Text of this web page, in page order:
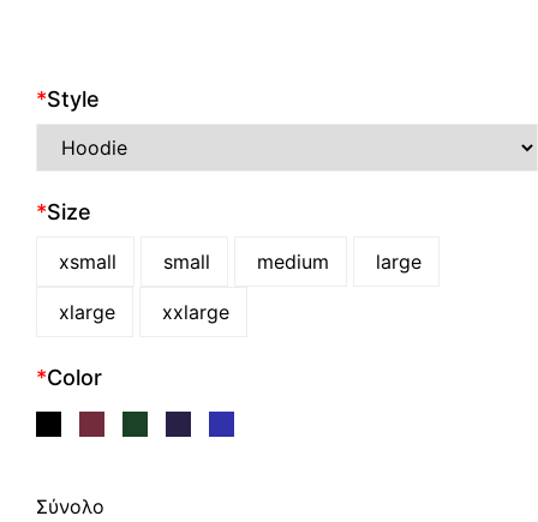
*Style
*Size
xsmall small medium large
xlarge xxlarge
*Color
Σύνολο